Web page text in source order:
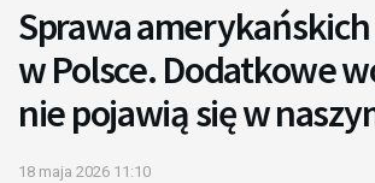
Sprawa amerykańskich
w Polsce. Dodatkowe
nie pojawią się w
18 maja 2026 11:10